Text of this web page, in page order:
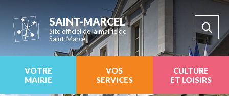
SAINT-MARCEL
Site officiel de la mairie de
Saint-Marcel
VOTRE
MAIRIE
VOS
SERVICES
CULTURE
ET LOISIRS